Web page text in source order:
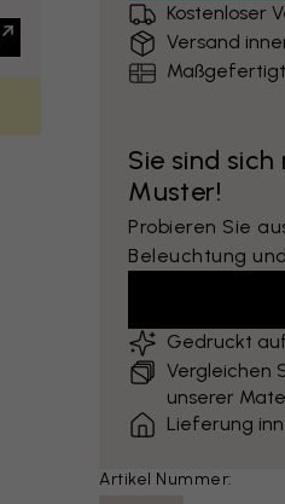
Kostenloser
Versand
Sie sind
Muster!
Probieren Sie
Beleuchtung
Gedruckt
Vergleichen
unserer
Lieferung
Artikel Nummer: